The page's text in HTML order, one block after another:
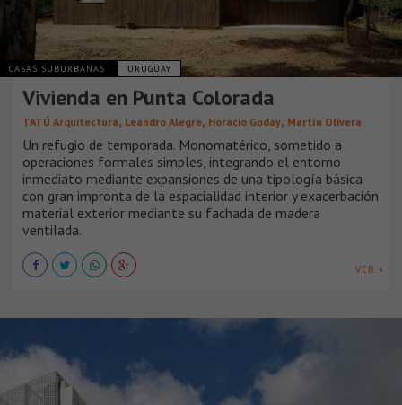
CASAS SUBURBANAS URUGUAY
Vivienda en Punta Colorada
TATÚ Arquitectura, Leandro Alegre, Horacio Goday, Martín Olivera
Un refugio de temporada. Monomatérico, sometido a
operaciones formales simples, integrando el entorno
inmediato mediante expansiones de una tipología básica
con gran impronta de la espacialidad interior y exacerbación
material exterior mediante su fachada de madera
ventilada.
VER +